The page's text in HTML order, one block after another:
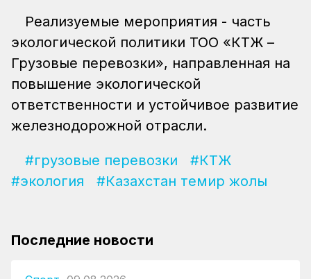
Реализуемые мероприятия - часть
экологической политики ТОО «КТЖ –
Грузовые перевозки», направленная на
повышение экологической
ответственности и устойчивое развитие
железнодорожной отрасли.
#грузовые перевозки
#КТЖ
#экология
#Казахстан темир жолы
Последние новости